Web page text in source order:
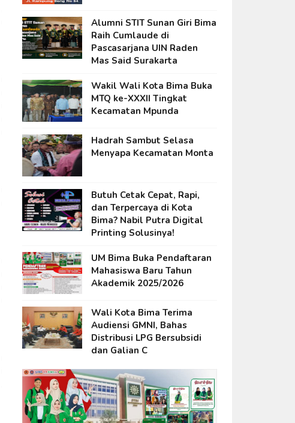
Alumni STIT Sunan Giri Bima
Raih Cumlaude di
Pascasarjana UIN Raden
Mas Said Surakarta
Wakil Wali Kota Bima Buka
MTQ ke-XXXII Tingkat
Kecamatan Mpunda
Hadrah Sambut Selasa
Menyapa Kecamatan Monta
Butuh Cetak Cepat, Rapi,
dan Terpercaya di Kota
Bima? Nabil Putra Digital
Printing Solusinya!
UM Bima Buka Pendaftaran
Mahasiswa Baru Tahun
Akademik 2025/2026
Wali Kota Bima Terima
Audiensi GMNI, Bahas
Distribusi LPG Bersubsidi
dan Galian C